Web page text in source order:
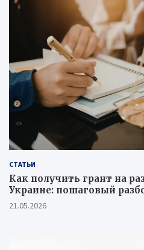
СТАТЬИ
Как получить грант на
Украине: пошаговый
21.05.2026